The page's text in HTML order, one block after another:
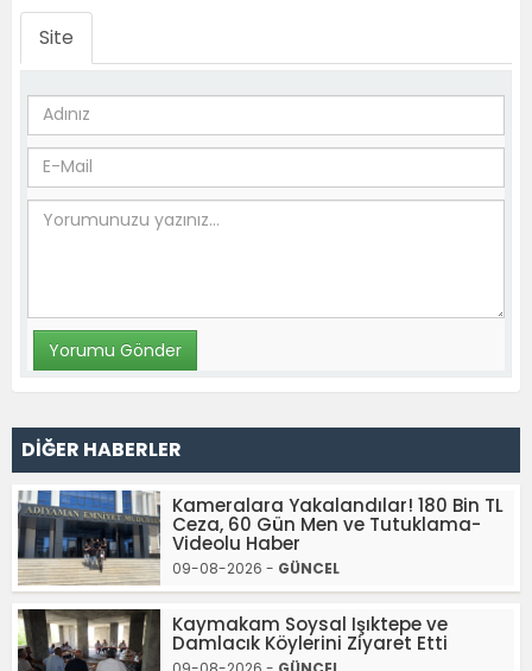
Site
DİĞER HABERLER
Kameralara Yakalandılar! 180 Bin TL
Ceza, 60 Gün Men ve Tutuklama-
Videolu Haber
09-08-2026 - GÜNCEL
Kaymakam Soysal Işıktepe ve
Damlacık Köylerini Ziyaret Etti